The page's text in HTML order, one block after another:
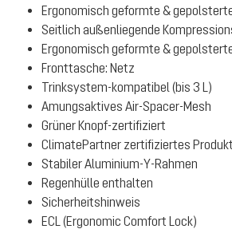
Ergonomisch geformte &
Seitlich außenliegende
Ergonomisch geformte &
Fronttasche: Netz
Trinksystem-kompatibel (bis 3 L)
Amungsaktives Air-Spacer-Mesh
Grüner Knopf-zertifiziert
ClimatePartner zertifiziertes Produkt
Stabiler Aluminium-Y-Rahmen
Regenhülle enthalten
Sicherheitshinweis
ECL (Ergonomic Comfort Lock)